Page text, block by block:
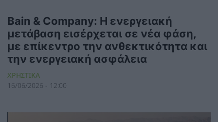
Bain & Company: Η ενεργειακή
μετάβαση εισέρχεται σε νέα φάση,
με επίκεντρο την ανθεκτικότητα και
την ενεργειακή ασφάλεια
ΧΡΗΣΤΙΚΑ
16/06/2026 - 12:00